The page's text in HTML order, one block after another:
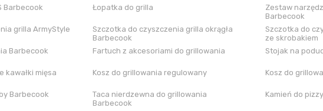
Barbecook Łopatka do grilla
Zestaw
Barbecook
grilla ArmyStyle
Szczotka do czyszczenia grilla okrągła
Barbecook
Szczotka do
ze skrobakiem
Barbecook Fartuch z akcesoriami do grillowania Stojak na
kawałki mięsa
Kosz do grillowania regulowany Kosz do
Barbecook
Taca nierdzewna do grillowania
Barbecook
Kamień do